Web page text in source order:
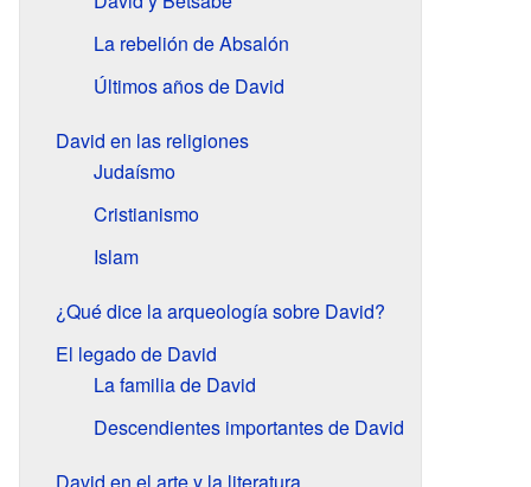
La rebelión de Absalón
Últimos años de David
David en las religiones
Judaísmo
Cristianismo
Islam
¿Qué dice la arqueología sobre David?
El legado de David
La familia de David
Descendientes importantes de David